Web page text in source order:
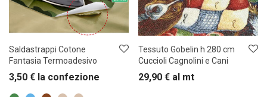
Saldastrappi Cotone
Fantasia Termoadesivo
3,50 € la confezione
Tessuto Gobelin h 280 cm
Cuccioli Cagnolini e Cani
29,90 € al mt